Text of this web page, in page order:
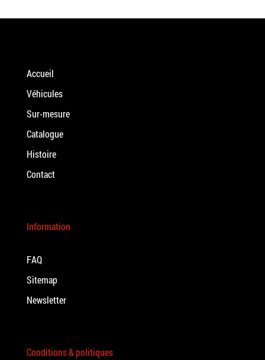
Accueil
Véhicules
Sur-mesure
Catalogue
Histoire
Contact
Information
FAQ
Sitemap
Newsletter
Conditions & politiques